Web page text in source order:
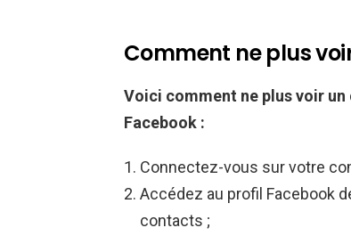
Comment ne plus
Voici comment ne plus voir un
Facebook :
Connectez-vous sur votre
Accédez au profil Facebook
contacts ;